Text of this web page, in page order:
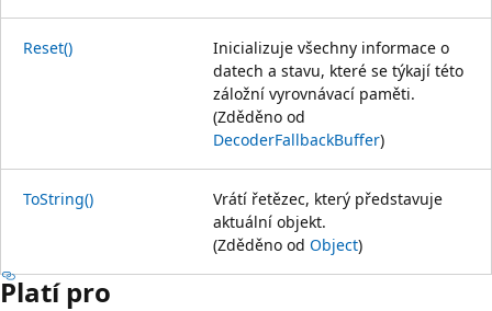
Reset()
Inicializuje všechny informace o
datech a stavu, které se týkají této
záložní vyrovnávací paměti.
(Zděděno od
DecoderFallbackBuffer)
ToString()
Vrátí řetězec, který představuje
aktuální objekt.
(Zděděno od Object)
Platí pro